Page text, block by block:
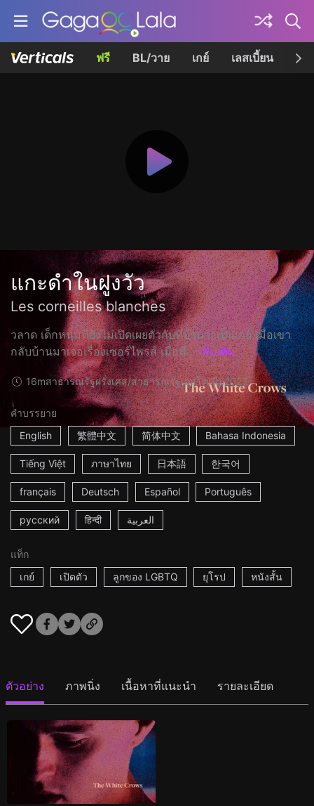
ฟรี BL/วาย เกย์ เลสเบี้ยน เค
แกะดำในฝูงวัว
Les corneilles blanches
วลาด เด็กหนุ่มที่ยังไม่เปิดเผยตัวกับที่บ้านว่าเป็นเกย์ เมื่อเขา
กลับบ้านมาเจอเรื่องเซอร์ไพรส์ เมื่อพี... เพิ่มเติม
16mสาธารณรัฐฝรั่งเศส/สาธารณรัฐเอสโตเนีย2023
คำบรรยาย
English
繁體中文 简体中文 Bahasa Indonesia
Tiếng Việt ภาษาไทย 日本語 한국어
français Deutsch Español Português
русский हिन्दी العربية
แท็ก
เกย์
เปิดตัว ลูกของ LGBTQ ยุโรป หนังสั้น
ตัวอย่าง ภาพนิ่ง เนื้อหาที่แนะนำ รายละเอียด